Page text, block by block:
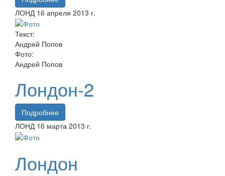
ЛОНД 16 апреля 2013 г.
Текст:
Андрей Попов
Фото:
Андрей Попов
Лондон-2
Подробнее
ЛОНД 16 марта 2013 г.
Лондон